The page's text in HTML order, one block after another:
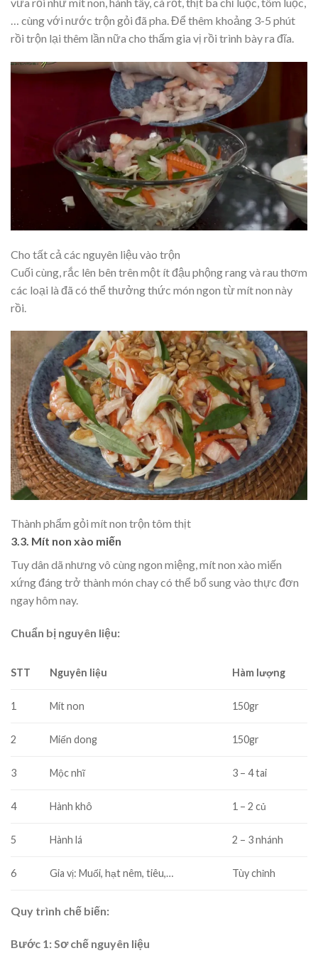
… cùng với nước trộn gỏi đã pha. Để thêm khoảng 3-5 phút
rồi trộn lại thêm lần nữa cho thấm gia vị rồi trình bày ra đĩa.
Cho tất cả các nguyên liệu vào trộn
Cuối cùng, rắc lên bên trên một ít đậu phộng rang và rau thơm
các loại là đã có thể thưởng thức món ngon từ mít non này
rồi.
Thành phẩm gỏi mít non trộn tôm thịt
3.3. Mít non xào miến
Tuy dân dã nhưng vô cùng ngon miệng, mít non xào miến
xứng đáng trở thành món chay có thể bổ sung vào thực đơn
ngay hôm nay.
Chuẩn bị nguyên liệu:
STT Nguyên liệu Hàm lượng
1 Mít non 150gr
2 Miến dong 150gr
3 Mộc nhĩ 3 – 4 tai
4 Hành khô 1 – 2 củ
5 Hành lá 2 – 3 nhánh
6 Gia vị: Muối, hạt nêm, tiêu,… Tùy chỉnh
Quy trình chế biến:
Bước 1: Sơ chế nguyên liệu